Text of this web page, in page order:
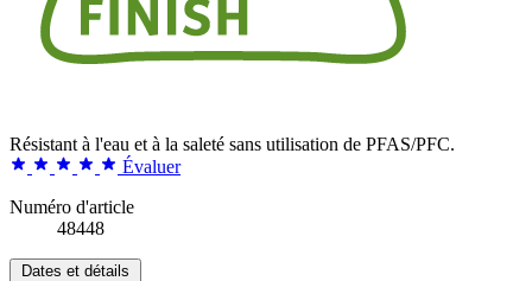
Résistant à l'eau et à la saleté sans utilisation de PFAS/PFC.
Évaluer
Numéro d'article
48448
Dates et détails